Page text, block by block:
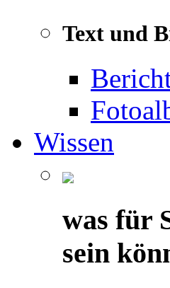
Text und
Wissen
was für
sein